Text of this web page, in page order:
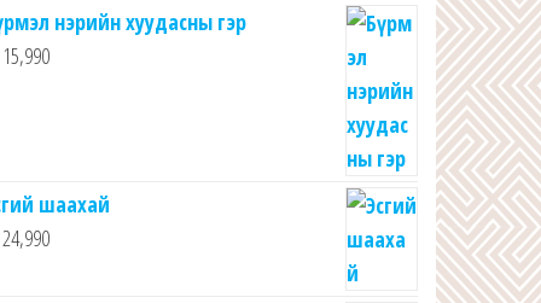
нэрийн хуудасны гэр
15,990
шаахай
24,990